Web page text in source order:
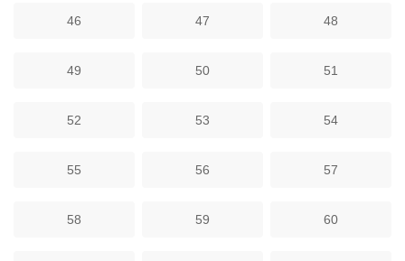
46 47 48
49 50 51
52 53 54
55 56 57
58 59 60